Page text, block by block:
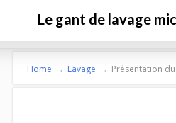
Home → Lavage → Présentation
Le gant de lavage